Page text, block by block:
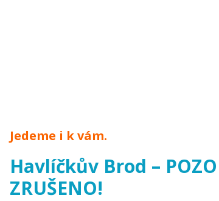
Jedeme i k vám.
Havlíčkův Brod –
ZRUŠENO!